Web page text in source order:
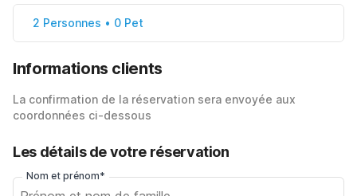
2 Personnes • 0 Pet
Informations clients
La confirmation de la réservation sera envoyée aux
coordonnées ci-dessous
Les détails de votre réservation
Nom et prénom*